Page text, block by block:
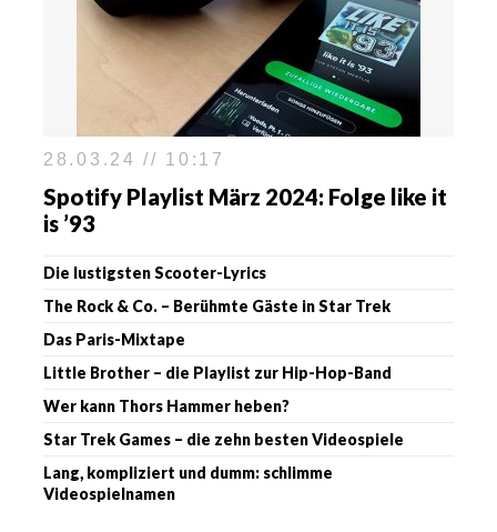
28.03.24 // 10:17
Spotify Playlist März 2024: Folge like it
is ’93
Die lustigsten Scooter-Lyrics
The Rock & Co. – Berühmte Gäste in Star Trek
Das Paris-Mixtape
Little Brother – die Playlist zur Hip-Hop-Band
Wer kann Thors Hammer heben?
Star Trek Games – die zehn besten Videospiele
Lang, kompliziert und dumm: schlimme
Videospielnamen